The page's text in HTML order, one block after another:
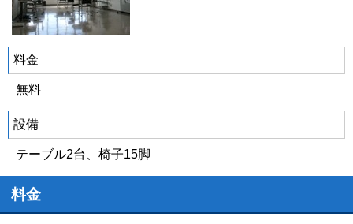
料金
無料
設備
テーブル2台、椅子15脚
料金